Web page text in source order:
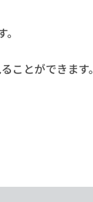
ことができます。